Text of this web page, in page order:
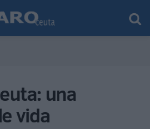
una
vida